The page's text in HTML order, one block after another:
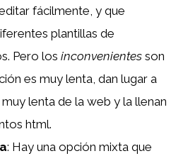
fácilmente, y que
plantillas de
Pero los inconvenientesson
es muy lenta, dan lugar a
lenta de la web y la llenan
html.
: Hay una opción mixta que